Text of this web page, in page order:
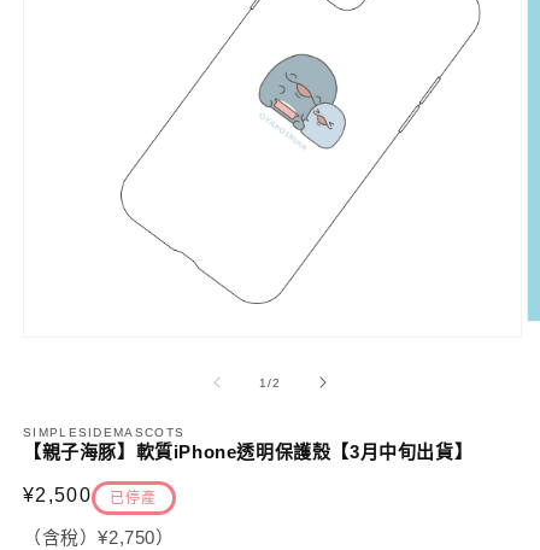
示
方
案
1
1//2
SIMPLESIDEMASCOTS
【親子海豚】軟質iPhone透明保護殼【3月中旬出貨】
定
價
¥2,500 已停產
（含稅）¥2,750）